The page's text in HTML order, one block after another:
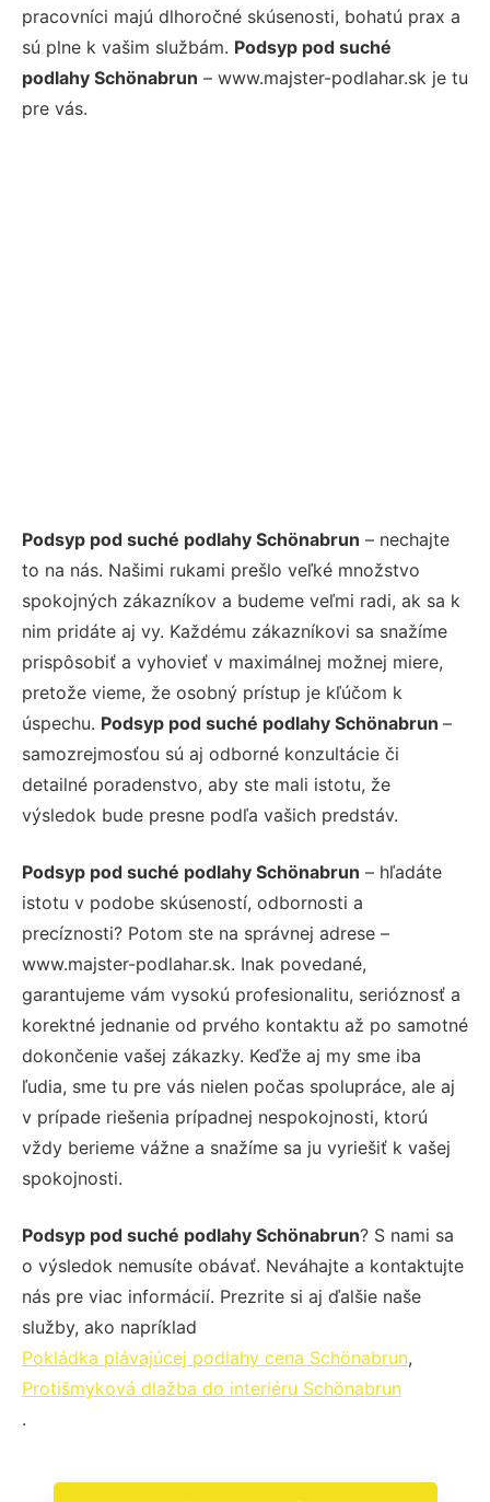
pracovníci majú dlhoročné skúsenosti, bohatú prax a
sú plne k vašim službám. Podsyp pod suché
podlahy Schönabrun – www.majster-podlahar.sk je tu
pre vás.
Podsyp pod suché podlahy Schönabrun – nechajte
to na nás. Našimi rukami prešlo veľké množstvo
spokojných zákazníkov a budeme veľmi radi, ak sa k
nim pridáte aj vy. Každému zákazníkovi sa snažíme
prispôsobiť a vyhovieť v maximálnej možnej miere,
pretože vieme, že osobný prístup je kľúčom k
úspechu. Podsyp pod suché podlahy Schönabrun –
samozrejmosťou sú aj odborné konzultácie či
detailné poradenstvo, aby ste mali istotu, že
výsledok bude presne podľa vašich predstáv.
Podsyp pod suché podlahy Schönabrun – hľadáte
istotu v podobe skúseností, odbornosti a
precíznosti? Potom ste na správnej adrese –
www.majster-podlahar.sk. Inak povedané,
garantujeme vám vysokú profesionalitu, serióznosť a
korektné jednanie od prvého kontaktu až po samotné
dokončenie vašej zákazky. Keďže aj my sme iba
ľudia, sme tu pre vás nielen počas spolupráce, ale aj
v prípade riešenia prípadnej nespokojnosti, ktorú
vždy berieme vážne a snažíme sa ju vyriešiť k vašej
spokojnosti.
Podsyp pod suché podlahy Schönabrun? S nami sa
o výsledok nemusíte obávať. Neváhajte a kontaktujte
nás pre viac informácií. Prezrite si aj ďalšie naše
služby, ako napríklad
Pokládka plávajúcej podlahy cena Schönabrun,
Protišmyková dlažba do interiéru Schönabrun
.